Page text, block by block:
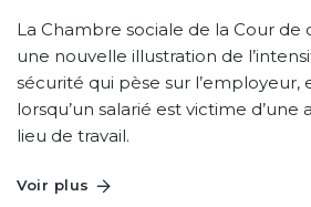
La Chambre sociale de la Cour de
une nouvelle illustration de
sécurité qui pèse sur l’employeur,
lorsqu’un salarié est victime d’une
lieu de travail.
Voir plus